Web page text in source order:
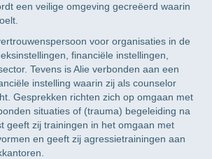
een veilige omgeving gecreëerd waarin
voor organisaties in de
financiële instellingen,
Tevens is Alie verbonden aan een
instelling waarin zij als counselor
Gesprekken richten zich op omgaan met
situaties of (trauma) begeleiding na
geeft zij trainingen in het omgaan met
en geeft zij agressietrainingen aan